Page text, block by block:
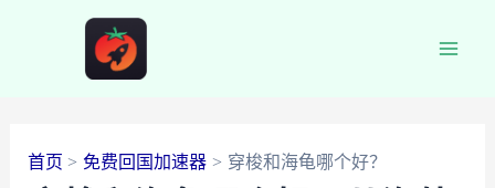
首页 免费回国加速器 穿梭和海龟哪个好？